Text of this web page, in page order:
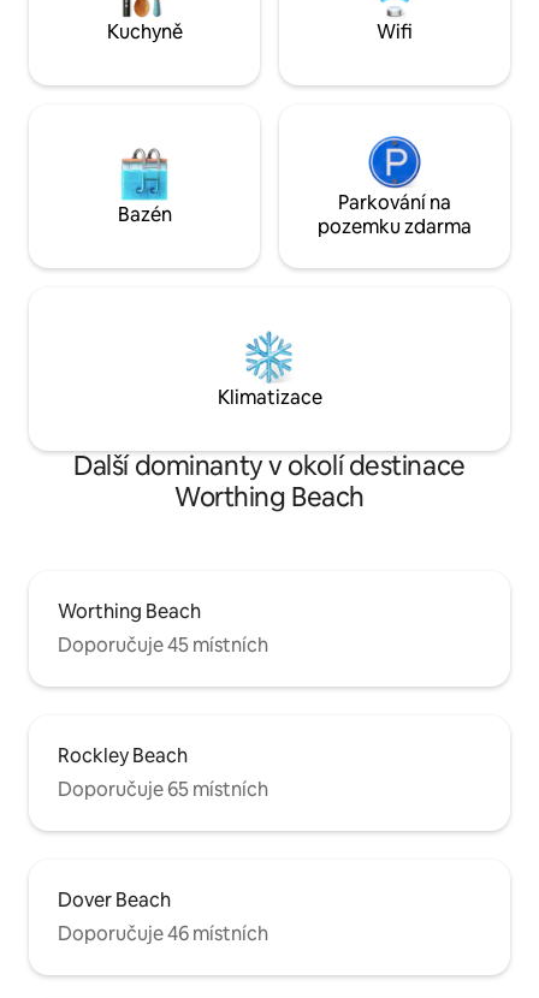
Kuchyně Wifi
Bazén
Parkování na
pozemku zdarma
Klimatizace
Další dominanty v okolí destinace
Worthing Beach
Worthing Beach
Doporučuje 45 místních
Rockley Beach
Doporučuje 65 místních
Dover Beach
Doporučuje 46 místních